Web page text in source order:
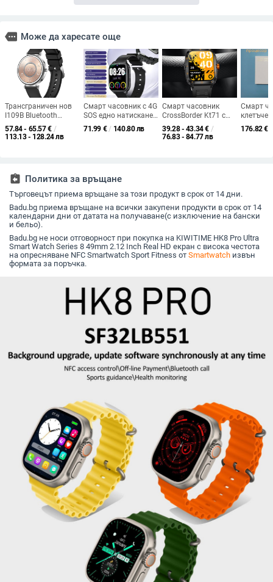
more Може да харесате още
Трансграничен нов
I109B Bluetooth
разговор Сърдечен
ритъм Кръвно
Смарт часовник
57.84 - 65.57€ /
113.13 - 128.24 лв
Смарт часовник с 4G
SOS едно натискане
на повикване,
измерване на кръвно
71.99 € / 140.80 лв
Смарт часовник
CrossBorder Kt71 с
мониторинг на
пулса, Bluetooth
39.28 - 43.34€ /
76.83 - 84.77 лв
Смарт
AMOLED
176.82€
assignment_return Политика за връщане
Търговецът приема връщане за този продукт в срок от 14 дни.
Badu.bg приема връщане на всички закупени продукти в срок от 14
календарни дни от датата на получаване(с изключение на бански
и бельо).
Badu.bg не носи отговорност при покупка на KIWITIME HK8 Pro Ultra
Smart Watch Series 8 49mm 2.12 Inch Real HD екран с висока честота
на опресняване NFC Smartwatch Sport Fitness от Smartwatch извън
формата за поръчка.